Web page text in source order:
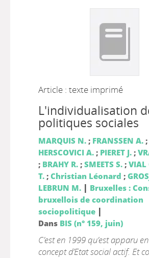
Article : texte imprimé
L'individualisation
politiques sociales
MARQUIS N.; FRANSSEN A.;
HERSCOVICI A.; PIERET J.;
; BRAHY R.; SMEETS S.; VIAL
T.; Christian Léonard ;
LEBRUN M. | Bruxelles :
bruxellois de coordination
sociopolitique|
Dans BIS (n° 159, juin)
C’est en 1999 qu’est apparu
concept d’Etat social actif. Et